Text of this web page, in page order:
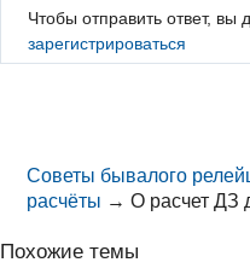
Чтобы отправить ответ, вы
зарегистрироваться
Советы бывалого
расчёты →О расчет ДЗ
Похожие темы